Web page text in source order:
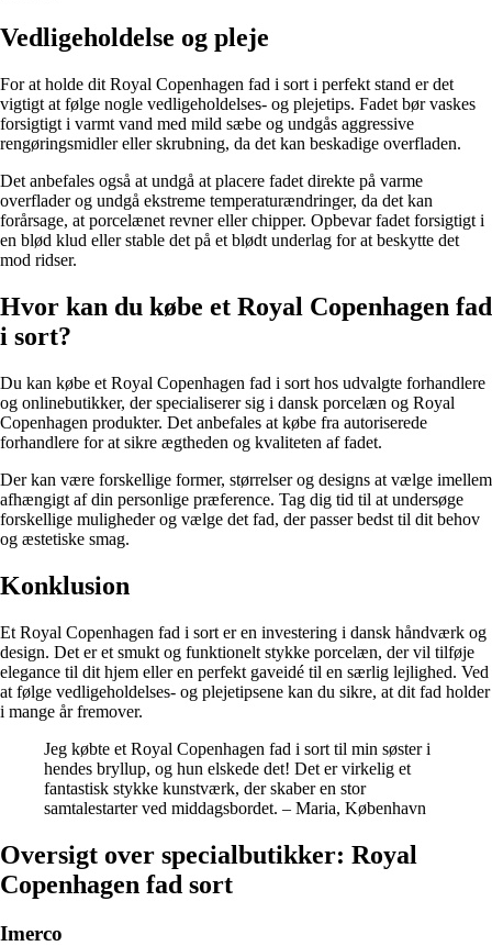
Vedligeholdelse og pleje
For at holde dit Royal Copenhagen fad i sort i perfekt stand er det
vigtigt at følge nogle vedligeholdelses- og plejetips. Fadet bør vaskes
forsigtigt i varmt vand med mild sæbe og undgås aggressive
rengøringsmidler eller skrubning, da det kan beskadige overfladen.
Det anbefales også at undgå at placere fadet direkte på varme
overflader og undgå ekstreme temperaturændringer, da det kan
forårsage, at porcelænet revner eller chipper. Opbevar fadet forsigtigt i
en blød klud eller stable det på et blødt underlag for at beskytte det
mod ridser.
Hvor kan du købe et Royal Copenhagen fad
i sort?
Du kan købe et Royal Copenhagen fad i sort hos udvalgte forhandlere
og onlinebutikker, der specialiserer sig i dansk porcelæn og Royal
Copenhagen produkter. Det anbefales at købe fra autoriserede
forhandlere for at sikre ægtheden og kvaliteten af fadet.
Der kan være forskellige former, størrelser og designs at vælge imellem
afhængigt af din personlige præference. Tag dig tid til at undersøge
forskellige muligheder og vælge det fad, der passer bedst til dit behov
og æstetiske smag.
Konklusion
Et Royal Copenhagen fad i sort er en investering i dansk håndværk og
design. Det er et smukt og funktionelt stykke porcelæn, der vil tilføje
elegance til dit hjem eller en perfekt gaveidé til en særlig lejlighed. Ved
at følge vedligeholdelses- og plejetipsene kan du sikre, at dit fad holder
i mange år fremover.
Jeg købte et Royal Copenhagen fad i sort til min søster i
hendes bryllup, og hun elskede det! Det er virkelig et
fantastisk stykke kunstværk, der skaber en stor
samtalestarter ved middagsbordet. – Maria, København
Oversigt over specialbutikker: Royal
Copenhagen fad sort
Imerco